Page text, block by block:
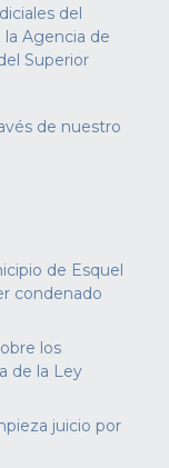
del
Agencia de
Superior
de nuestro
de Esquel
condenado
los
de la Ley
juicio por